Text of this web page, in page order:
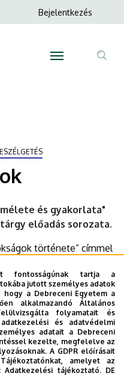
Anonim
menüje
Bejelentkezés
és gyakorlata"
előadás sorozata.
története” címmel
sporttörténész,
díjas szerző tart
18 óra
GTK, TVK 104.
fontosságúnak tartja a
jutott személyes adatok
a Debreceni Egyetem a
alkalmazandó Általános
folyamatait és
és adatvédelmi
adatait a Debreceni
kezelte, megfelelve az
A GDPR előírásait
amelyet az
Adatkezelési tájékoztató. DE